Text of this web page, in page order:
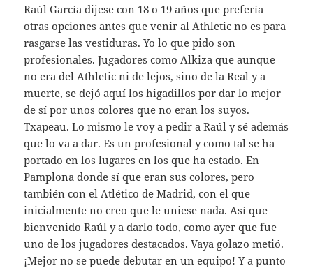
Raúl García dijese con 18 o 19 años que prefería
otras opciones antes que venir al Athletic no es para
rasgarse las vestiduras. Yo lo que pido son
profesionales. Jugadores como Alkiza que aunque
no era del Athletic ni de lejos, sino de la Real y a
muerte, se dejó aquí los higadillos por dar lo mejor
de sí por unos colores que no eran los suyos.
Txapeau. Lo mismo le voy a pedir a Raúl y sé además
que lo va a dar. Es un profesional y como tal se ha
portado en los lugares en los que ha estado. En
Pamplona donde sí que eran sus colores, pero
también con el Atlético de Madrid, con el que
inicialmente no creo que le uniese nada. Así que
bienvenido Raúl y a darlo todo, como ayer que fue
uno de los jugadores destacados. Vaya golazo metió.
¡Mejor no se puede debutar en un equipo! Y a punto